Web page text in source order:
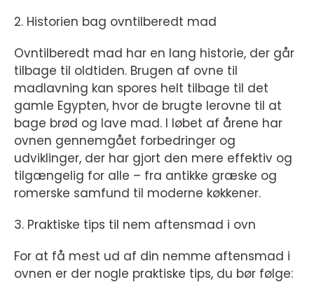
2. Historien bag ovntilberedt mad
Ovntilberedt mad har en lang historie, der går
tilbage til oldtiden. Brugen af ovne til
madlavning kan spores helt tilbage til det
gamle Egypten, hvor de brugte lerovne til at
bage brød og lave mad. I løbet af årene har
ovnen gennemgået forbedringer og
udviklinger, der har gjort den mere effektiv og
tilgængelig for alle – fra antikke græske og
romerske samfund til moderne køkkener.
3. Praktiske tips til nem aftensmad i ovn
For at få mest ud af din nemme aftensmad i
ovnen er der nogle praktiske tips, du bør følge: